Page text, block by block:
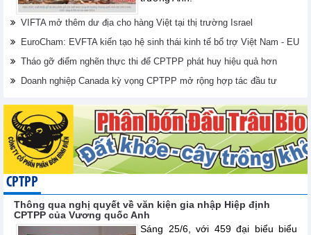
VIFTA mở thêm dư địa cho hàng Việt tại thị trường Israel
EuroCham: EVFTA kiến tạo hệ sinh thái kinh tế bổ trợ Việt Nam - EU
Tháo gỡ điểm nghẽn thực thi để CPTPP phát huy hiệu quả hơn
Doanh nghiệp Canada kỳ vọng CPTPP mở rộng hợp tác đầu tư
CPTPP
Thông qua nghị quyết về văn kiện gia nhập Hiệp định
CPTPP của Vương quốc Anh
Sáng 25/6, với 459 đại biểu biểu